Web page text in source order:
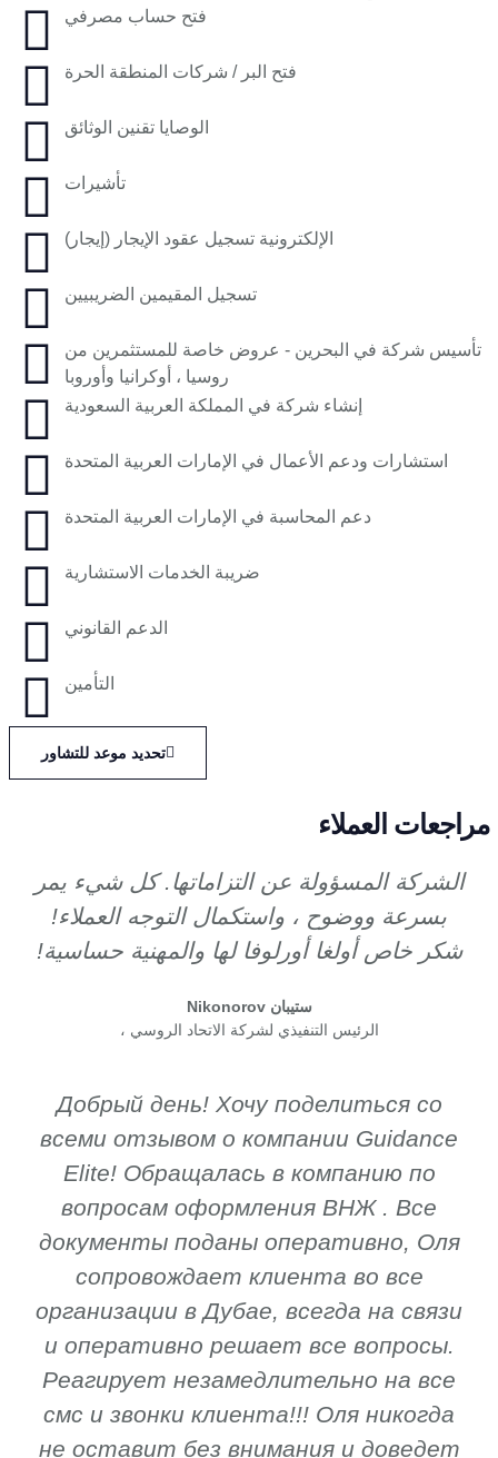
فتح حساب مصرفي
فتح البر / شركات المنطقة الحرة
الوصايا تقنين الوثائق
تأشيرات
الإلكترونية تسجيل عقود الإيجار (إيجار)
تسجيل المقيمين الضريبيين
تأسيس شركة في البحرين - عروض خاصة للمستثمرين من
روسيا ، أوكرانيا وأوروبا
إنشاء شركة في المملكة العربية السعودية
استشارات ودعم الأعمال في الإمارات العربية المتحدة
دعم المحاسبة في الإمارات العربية المتحدة
ضريبة الخدمات الاستشارية
الدعم القانوني
التأمين
تحديد موعد للتشاور
مراجعات العملاء
الشركة المسؤولة عن التزاماتها. كل شيء يمر
بسرعة ووضوح ، واستكمال التوجه العملاء!
شكر خاص أولغا أورلوفا لها والمهنية حساسية!
ستيبان Nikonorov
الرئيس التنفيذي لشركة الاتحاد الروسي ،
Добрый день! Хочу поделиться со
всеми отзывом о компании Guidance
Elite! Обращалась в компанию по
вопросам оформления ВНЖ . Все
документы поданы оперативно, Оля
сопровождает клиента во все
организации в Дубае, всегда на связи
и оперативно решает все вопросы.
Реагирует незамедлительно на все
смс и звонки клиента!!! Оля никогда
не оставит без внимания и доведет